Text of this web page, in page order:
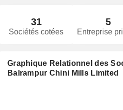
31
Sociétés cotées
5
Entreprise
Graphique Relationnel des
Balrampur Chini Mills Limited